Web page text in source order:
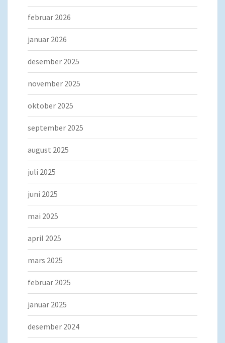
februar 2026
januar 2026
desember 2025
november 2025
oktober 2025
september 2025
august 2025
juli 2025
juni 2025
mai 2025
april 2025
mars 2025
februar 2025
januar 2025
desember 2024